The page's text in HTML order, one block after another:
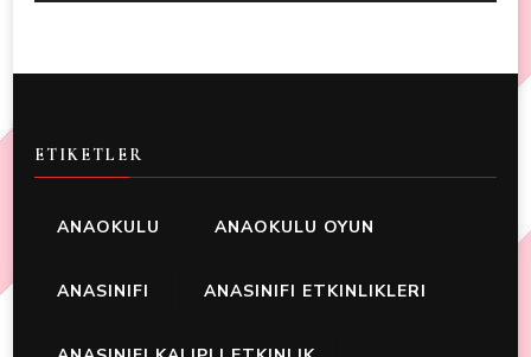
ETIKETLER
ANAOKULU ANAOKULU OYUN
ANASINIFI ANASINIFI ETKINLIKLERI